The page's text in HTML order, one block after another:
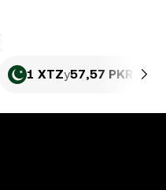
1 XTZу57,57 PKR